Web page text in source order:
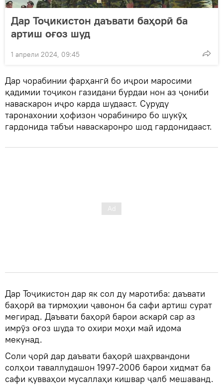
Дар Тоҷикистон даъвати баҳорӣ ба
артиш оғоз шуд
1 апрели 2024, 09:45
Дар чорабинии фарҳангӣ бо иҷрои маросими
қадимии тоҷикон газидани бурдаи нон аз ҷониби
наваскарон иҷро карда шудааст. Суруду
таронахонии ҳофизон чорабиниро бо шукӯҳ
гардонида табъи наваскаронро шод гардонидааст.
Дар Тоҷикистон дар як сол ду маротиба: даъвати
баҳорӣ ва тирмоҳии ҷавонон ба сафи артиш сурат
мегирад. Даъвати баҳорӣ барои аскарӣ сар аз
имрӯз оғоз шуда то охири моҳи май идома
мекунад.
Соли ҷорӣ дар даъвати баҳорӣ шаҳрвандони
солҳои таваллудашон 1997-2006 барои хидмат ба
сафи қувваҳои мусаллаҳи кишвар ҷалб мешаванд.